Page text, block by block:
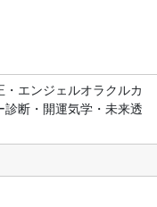
エンジェルオラクルカ
断・開運気学・未来透